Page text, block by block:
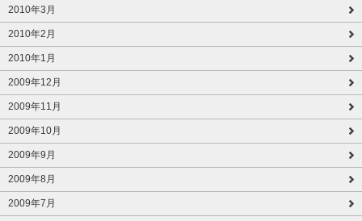
2010年3月
2010年2月
2010年1月
2009年12月
2009年11月
2009年10月
2009年9月
2009年8月
2009年7月